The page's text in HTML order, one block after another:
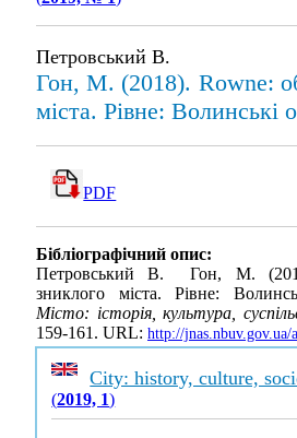
Петровський В.
Гон, М. (2018). Rowne:
міста. Рівне: Волинські
PDF
Бібліографічний опис:
Петровський В. Гон, М.
зниклого міста. Рівне:
Місто: історія, культура,
159-161. URL: http://
City: history, culture,
(2019, 1)